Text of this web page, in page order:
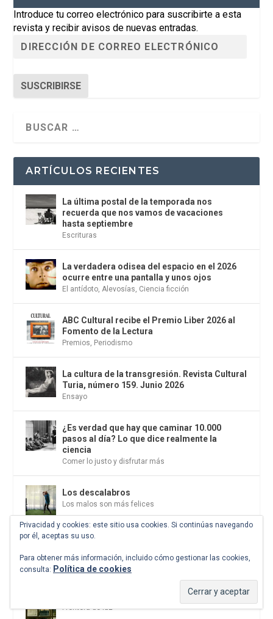
Introduce tu correo electrónico para suscribirte a esta
revista y recibir avisos de nuevas entradas.
SUSCRIBIRSE
ARTÍCULOS RECIENTES
La última postal de la temporada nos
recuerda que nos vamos de vacaciones
hasta septiembre
Escrituras
La verdadera odisea del espacio en el 2026
ocurre entre una pantalla y unos ojos
El antídoto,Alevosías, Ciencia ficción
ABC Cultural recibe el Premio Liber 2026 al
Fomento de la Lectura
Premios, Periodismo
La cultura de la transgresión. Revista Cultural
Turia, número 159. Junio 2026
Ensayo
¿Es verdad que hay que caminar 10.000
pasos al día? Lo que dice realmente la
ciencia
Comer lo justo y disfrutar más
Los descalabros
Los malos son más felices
del mar de Sicilia
Fotografía
Conversaciones en las calles de París
Frontera de luz
Privacidad y cookies: este sitio usa cookies. Si continúas navegando
por él, aceptas su uso.
Para obtener más información, incluido cómo gestionar las cookies,
consulta: Política de cookies